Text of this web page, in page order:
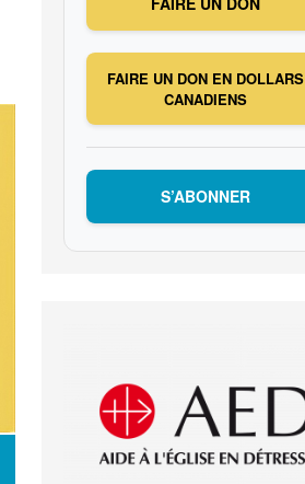
FAIRE UN DON EN DOLLARS
CANADIENS
S’ABONNER